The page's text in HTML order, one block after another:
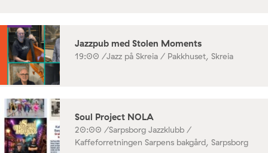
Jazzpub med Stolen Moments
19:00 /Jazz på Skreia / Pakkhuset, Skreia
Soul Project NOLA
20:00 /Sarpsborg Jazzklubb /
Kaffeforretningen Sarpens bakgård, Sarpsborg